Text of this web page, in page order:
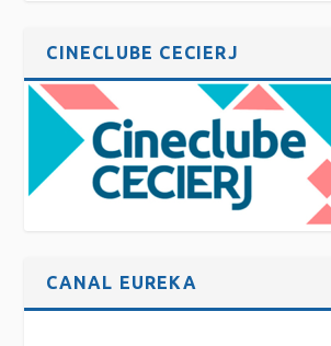
CINECLUBE CECIERJ
CANAL EUREKA